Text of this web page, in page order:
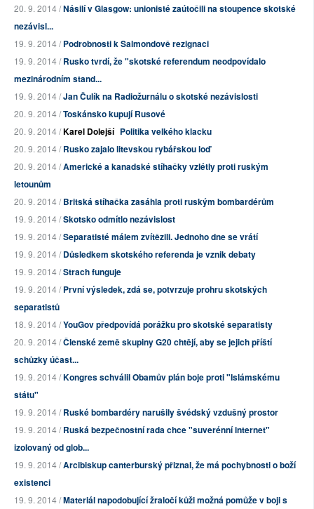
20. 9. 2014 /Násilí v Glasgow: unionisté zaútočili na stoupence skotské
nezávisl...
19. 9. 2014 /Podrobnosti k Salmondově rezignaci
19. 9. 2014 /Rusko tvrdí, že "skotské referendum neodpovídalo
mezinárodním stand...
19. 9. 2014 /Jan Čulík na Radiožurnálu o skotské nezávislosti
20. 9. 2014 /Toskánsko kupují Rusové
20. 9. 2014 /Karel Dolejší Politika velkého klacku
20. 9. 2014 /Rusko zajalo litevskou rybářskou loď
20. 9. 2014 /Americké a kanadské stíhačky vzlétly proti ruským
letounům
20. 9. 2014 /Britská stíhačka zasáhla proti ruským bombardérům
19. 9. 2014 /Skotsko odmítlo nezávislost
19. 9. 2014 /Separatisté málem zvítězili. Jednoho dne se vrátí
19. 9. 2014 /Důsledkem skotského referenda je vznik debaty
19. 9. 2014 /Strach funguje
19. 9. 2014 /První výsledek, zdá se, potvrzuje prohru skotských
separatistů
18. 9. 2014 /YouGov předpovídá porážku pro skotské separatisty
20. 9. 2014 /Členské země skupiny G20 chtějí, aby se jejich příští
schůzky účast...
19. 9. 2014 /Kongres schválil Obamův plán boje proti "Islámskému
státu"
19. 9. 2014 /Ruské bombardéry narušily švédský vzdušný prostor
19. 9. 2014 /Ruská bezpečnostní rada chce "suverénní internet"
izolovaný od glob...
19. 9. 2014 /Arcibiskup canterburský přiznal, že má pochybnosti o boží
existenci
19. 9. 2014 /Materiál napodobující žraločí kůži možná pomůže v boji s